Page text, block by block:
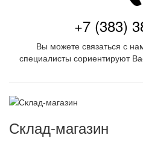
+7 (383)
Вы можете связаться с
специалисты сориентируют
Склад-магазин